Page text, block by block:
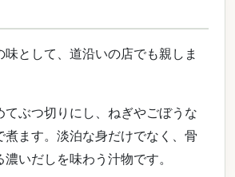
として、道沿いの店でも親しま
てぶつ切りにし、ねぎやごぼうな
煮ます。淡泊な身だけでなく、骨
いだしを味わう汁物です。